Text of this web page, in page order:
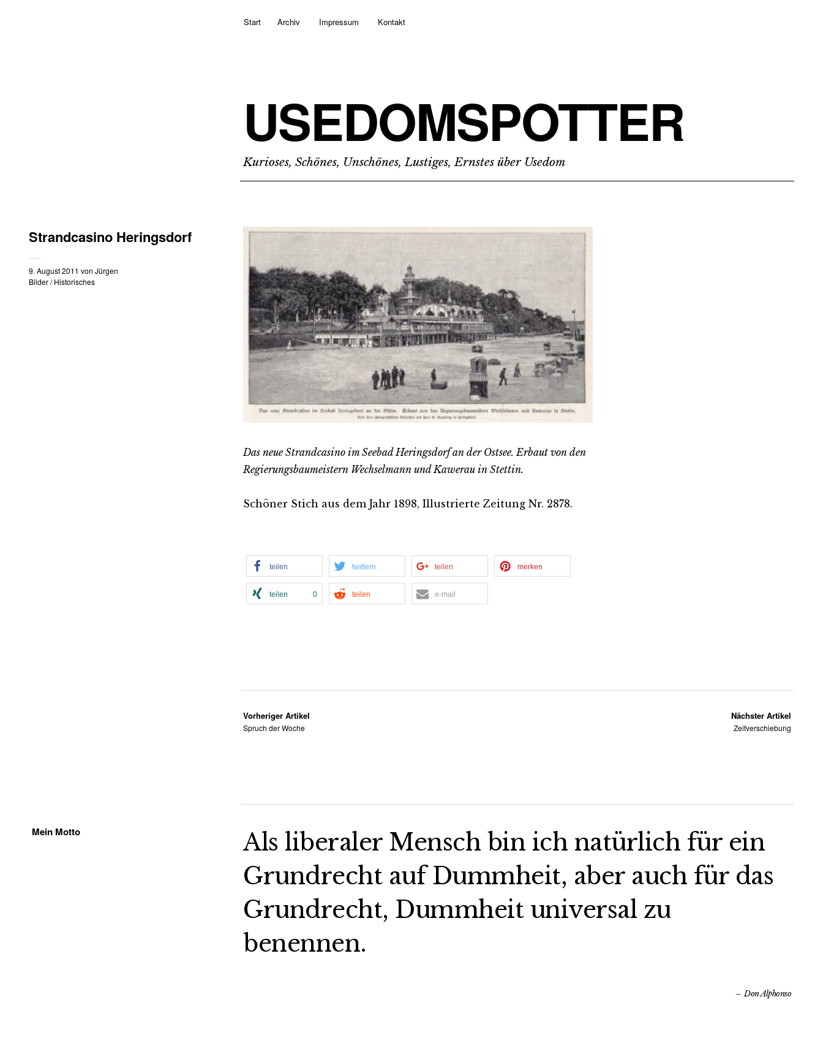
Start Archiv Impressum Kontakt
USEDOMSPOTTER
Kurioses, Schönes, Unschönes, Lustiges, Ernstes über Usedom
Strandcasino Heringsdorf
9. August 2011 von Jürgen
Bilder/Historisches
Das neue Strandcasino im Seebad Heringsdorf an der Ostsee. Erbaut von den
Regierungsbaumeistern Wechselmann und Kawerau in Stettin.
Schöner Stich aus dem Jahr 1898, Illustrierte Zeitung Nr. 2878.
teilen twittern teilen merken
teilen 0 teilen e-mail
Vorheriger Artikel
Spruch der Woche
Nächster Artikel
Zeitverschiebung
Mein Motto
Als liberaler Mensch bin ich natürlich für ein
Grundrecht auf Dummheit, aber auch für das
Grundrecht, Dummheit universal zu
benennen.
Don Alphonso